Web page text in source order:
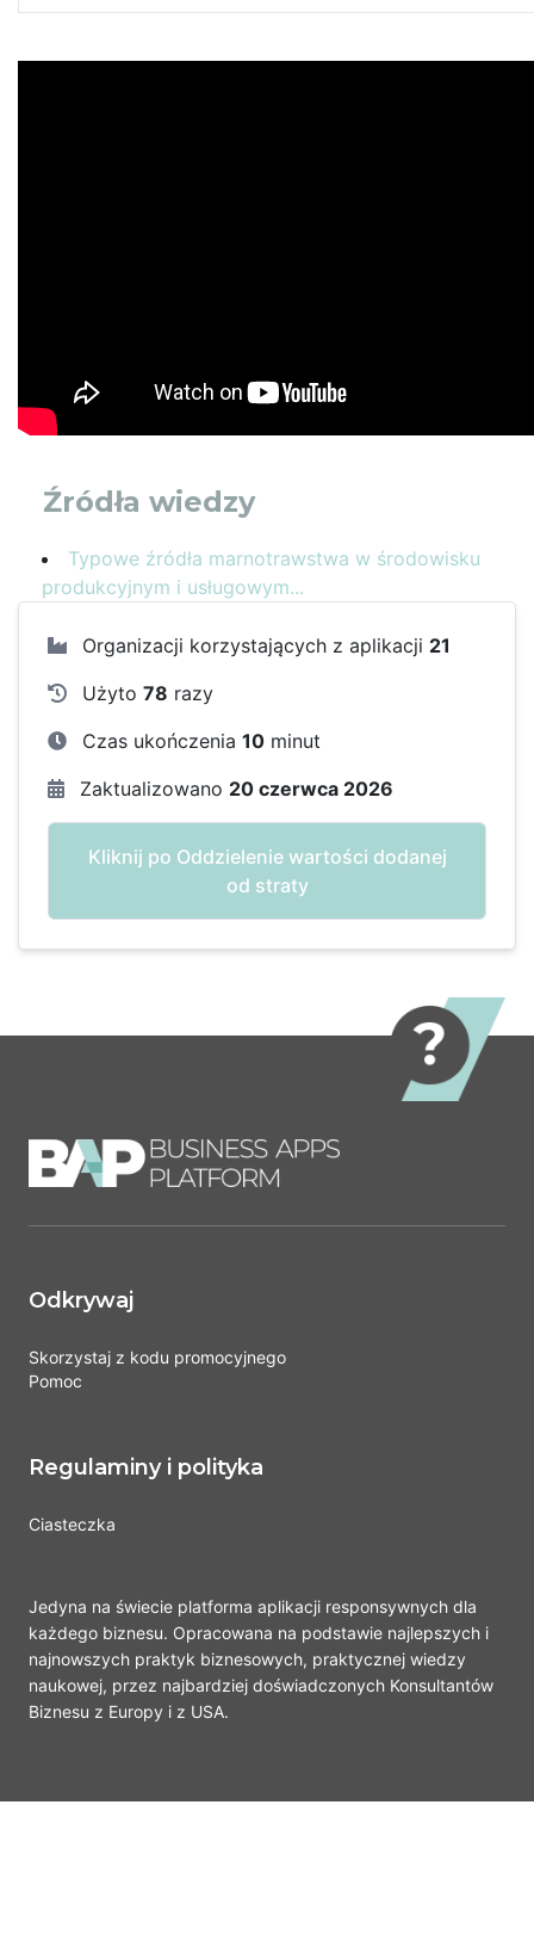
Źródła wiedzy
Typowe źródła marnotrawstwa w środowisku
produkcyjnym i usługowym...
Organizacji korzystających z aplikacji 21
Użyto 78 razy
Czas ukończenia 10 minut
Zaktualizowano 20 czerwca 2026
Kliknij po Oddzielenie wartości dodanej
od straty
Odkrywaj
Skorzystaj z kodu promocyjnego
Pomoc
Regulaminy i polityka
Ciasteczka
Jedyna na świecie platforma aplikacji responsywnych dla
każdego biznesu. Opracowana na podstawie najlepszych i
najnowszych praktyk biznesowych, praktycznej wiedzy
naukowej, przez najbardziej doświadczonych Konsultantów
Biznesu z Europy i z USA.